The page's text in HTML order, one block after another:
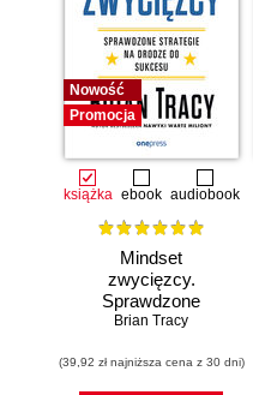
Nowość
Promocja
książka ebook audiobook
Mindset
zwycięzcy.
Sprawdzone
strategie na drodze
Brian Tracy
(39,92 zł najniższa cena z 30 dni)